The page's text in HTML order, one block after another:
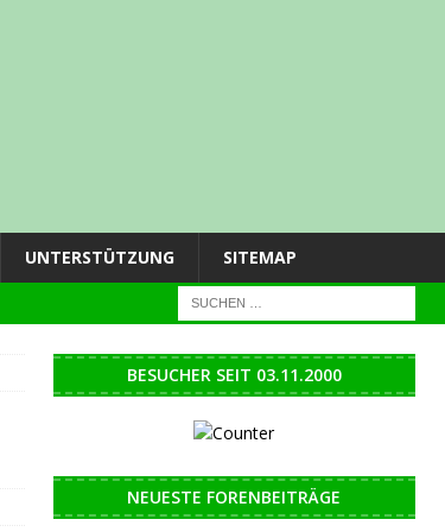
UNTERSTÜTZUNG SITEMAP
BESUCHER SEIT 03.11.2000
NEUESTE FORENBEITRÄGE